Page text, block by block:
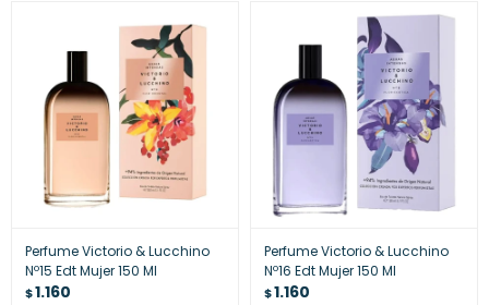
Perfume Victorio & Lucchino
Nº15 Edt Mujer 150 Ml
$1.160
Perfume Victorio & Lucchino
Nº16 Edt Mujer 150 Ml
$1.160